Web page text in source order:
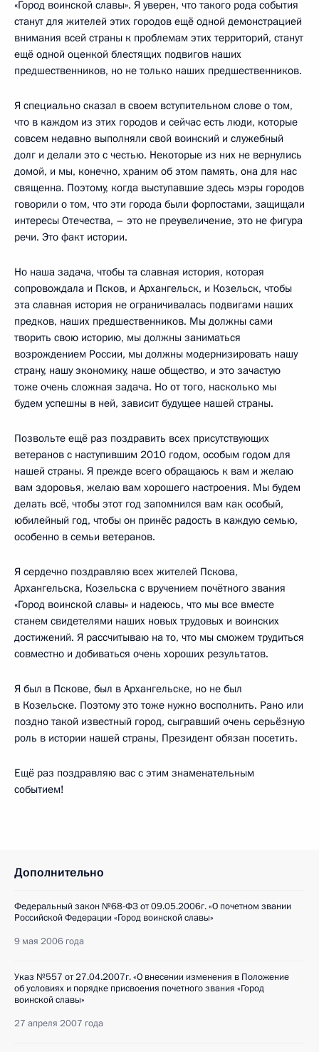
«Город воинской славы». Я уверен, что такого рода события
станут для жителей этих городов ещё одной демонстрацией
внимания всей страны к проблемам этих территорий, станут
ещё одной оценкой блестящих подвигов наших
предшественников, но не только наших предшественников.
Я специально сказал в своем вступительном слове о том,
что в каждом из этих городов и сейчас есть люди, которые
совсем недавно выполняли свой воинский и служебный
долг и делали это с честью. Некоторые из них не вернулись
домой, и мы, конечно, храним об этом память, она для нас
священна. Поэтому, когда выступавшие здесь мэры городов
говорили о том, что эти города были форпостами, защищали
интересы Отечества, – это не преувеличение, это не фигура
речи. Это факт истории.
Но наша задача, чтобы та славная история, которая
сопровождала и Псков, и Архангельск, и Козельск, чтобы
эта славная история не ограничивалась подвигами наших
предков, наших предшественников. Мы должны сами
творить свою историю, мы должны заниматься
возрождением России, мы должны модернизировать нашу
страну, нашу экономику, наше общество, и это зачастую
тоже очень сложная задача. Но от того, насколько мы
будем успешны в ней, зависит будущее нашей страны.
Позвольте ещё раз поздравить всех присутствующих
ветеранов с наступившим 2010 годом, особым годом для
нашей страны. Я прежде всего обращаюсь к вам и желаю
вам здоровья, желаю вам хорошего настроения. Мы будем
делать всё, чтобы этот год запомнился вам как особый,
юбилейный год, чтобы он принёс радость в каждую семью,
особенно в семьи ветеранов.
Я сердечно поздравляю всех жителей Пскова,
Архангельска, Козельска с вручением почётного звания
«Город воинской славы» и надеюсь, что мы все вместе
станем свидетелями наших новых трудовых и воинских
достижений. Я рассчитываю на то, что мы сможем трудиться
совместно и добиваться очень хороших результатов.
Я был в Пскове, был в Архангельске, но не был
в Козельске. Поэтому это тоже нужно восполнить. Рано или
поздно такой известный город, сыгравший очень серьёзную
роль в истории нашей страны, Президент обязан посетить.
Ещё раз поздравляю вас с этим знаменательным
событием!
Дополнительно
Федеральный закон №68-ФЗ от 09.05.2006г. «О почетном звании
Российской Федерации «Город воинской славы»
9 мая 2006 года
Указ №557 от 27.04.2007г. «О внесении изменения в Положение
об условиях и порядке присвоения почетного звания «Город
воинской славы»
27 апреля 2007 года